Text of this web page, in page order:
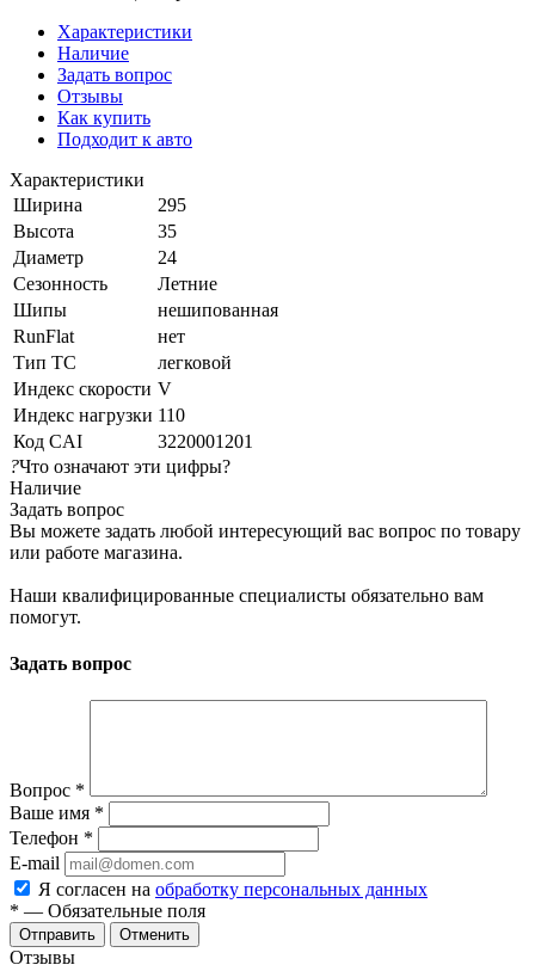
Характеристики
Наличие
Задать вопрос
Отзывы
Как купить
Подходит к авто
Характеристики
Ширина
295
Высота
35
Диаметр
24
Сезонность
Летние
Шипы
нешипованная
RunFlat
нет
Тип ТС
легковой
Индекс скорости V
Индекс нагрузки 110
Код CAI
3220001201
?Что означают эти цифры?
Наличие
Задать вопрос
Вы можете задать любой интересующий вас вопрос по товару
или работе магазина.
Наши квалифицированные специалисты обязательно вам
помогут.
Задать вопрос
Вопрос *
Ваше имя *
Телефон *
E-mail
Я согласен на обработку персональных данных
* — Обязательные поля
Отменить
Отзывы